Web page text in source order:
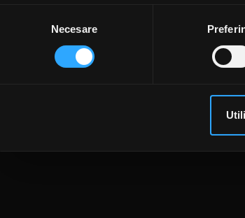
Găsiți mai multe informații despre procesarea
Vă puteți modifica sau retrage oricând acordul
traficul. De asemenea, le oferim partenerilor
care folosiți site-ul nostru. Aceștia le pot
consimțământului
Necesare
Rock FM – It Rocks!